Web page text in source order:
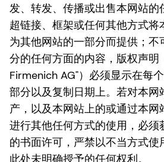
发、转发、传播或出售本网站的
超链接、框架或任何其他方式
为其他网站的一部分而提供；不
分的任何方面的内容，版权声
Firmenich AG"）必须显示在每
部分以及复制日期上。若对本网
产，以及本网站上的或通过本
进行其他任何方式的使用，必
的书面许可，严禁以不当方式使
此处未明确授予的任何权利。